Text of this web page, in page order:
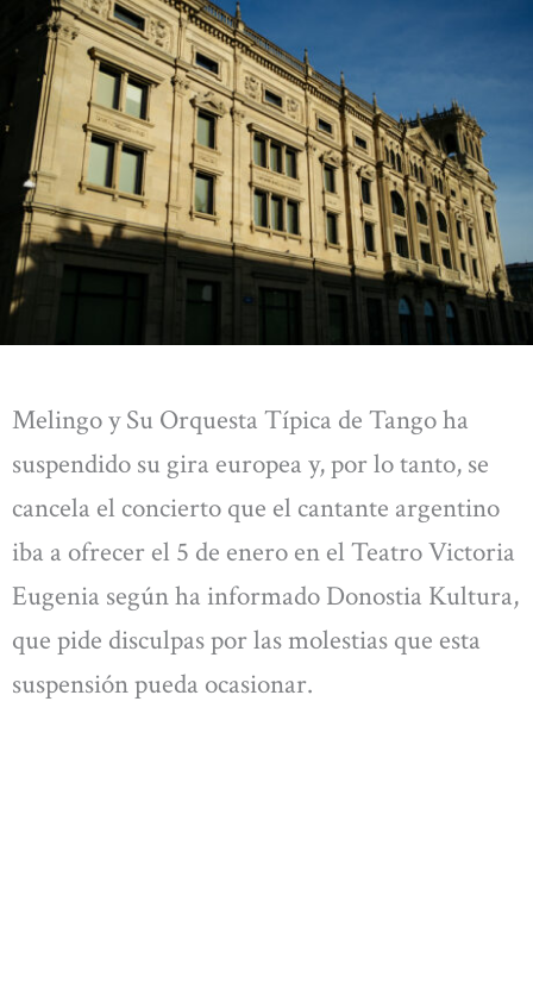
Melingo y Su Orquesta Típica de Tango ha
suspendido su gira europea y, por lo tanto, se
cancela el concierto que el cantante argentino
iba a ofrecer el 5 de enero en el Teatro Victoria
Eugenia según ha informado Donostia Kultura,
que pide disculpas por las molestias que esta
suspensión pueda ocasionar.